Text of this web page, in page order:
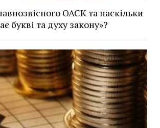
ОАСК та наскільки
букві та духу закону»?